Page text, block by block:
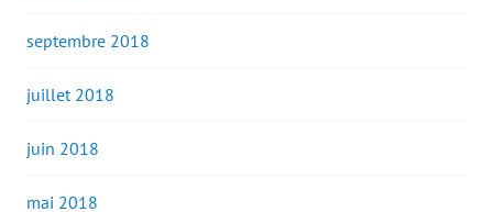
septembre 2018
juillet 2018
juin 2018
mai 2018